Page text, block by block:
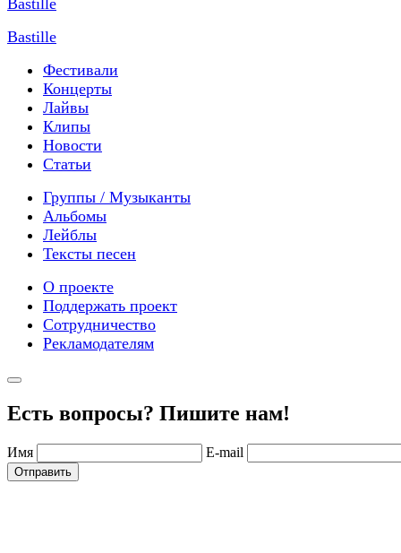
Bastille
Фестивали
Концерты
Лайвы
Клипы
Новости
Статьи
Группы / Музыканты
Альбомы
Лейблы
Тексты песен
О проекте
Поддержать проект
Сотрудничество
Рекламодателям
Есть вопросы? Пишите нам!
Имя E-mail